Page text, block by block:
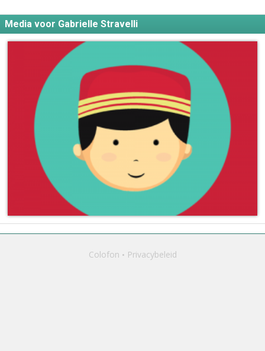
Media voor Gabrielle Stravelli
Colofon Privacybeleid